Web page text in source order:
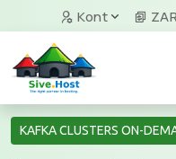
Kont ZAR
KAFKA CLUSTERS ON-